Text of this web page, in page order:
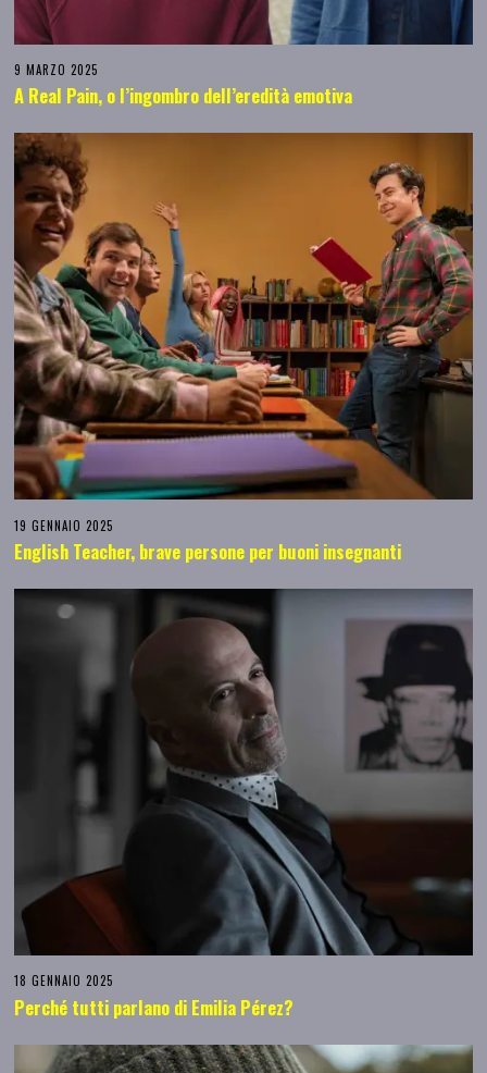
9 MARZO 2025
A Real Pain, o l’ingombro dell’eredità emotiva
19 GENNAIO 2025
English Teacher, brave persone per buoni insegnanti
18 GENNAIO 2025
Perché tutti parlano di Emilia Pérez?